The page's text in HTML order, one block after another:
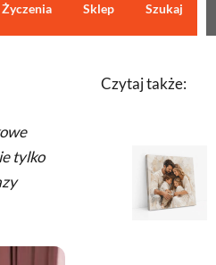
Życzenia Sklep Szukaj
tylko
Czytaj także: